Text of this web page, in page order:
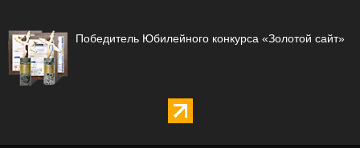
Победитель Юбилейного конкурса «Золотой сайт»